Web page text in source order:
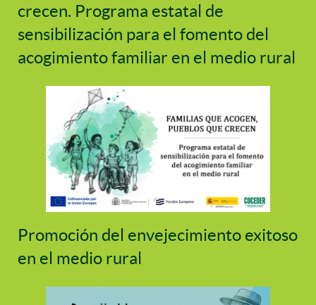
crecen. Programa estatal de
sensibilización para el fomento del
acogimiento familiar en el medio rural
Promoción del envejecimiento exitoso
en el medio rural